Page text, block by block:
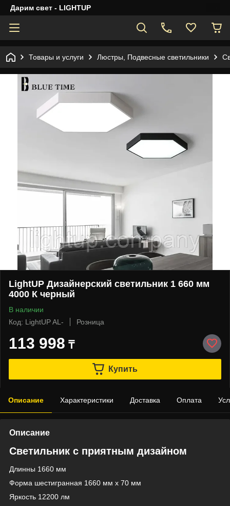
Дарим свет - LIGHTUP
Товары и услуги Люстры, Подвесные светильники
LightUP Дизайнерский светильник 1 660 мм
4000 К черный
В наличии
Код: LightUP AL-
Розница
113 998 ₸
Купить
Описание Характеристики Доставка Оплата
Описание
Светильник с приятным дизайном
Длинны 1660 мм
Форма шестигранная 1660 мм х 70 мм
Яркость 12200 лм